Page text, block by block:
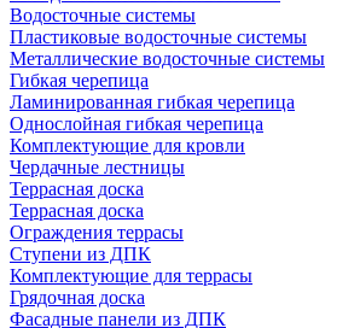
Водосточные системы
Пластиковые водосточные системы
Металлические водосточные системы
Гибкая черепица
Ламинированная гибкая черепица
Однослойная гибкая черепица
Комплектующие для кровли
Чердачные лестницы
Террасная доска
Террасная доска
Ограждения террасы
Ступени из ДПК
Комплектующие для террасы
Грядочная доска
Фасадные панели из ДПК